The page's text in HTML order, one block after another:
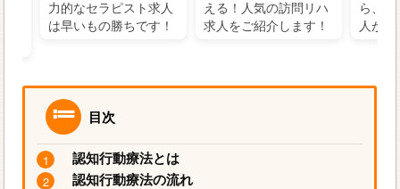
力的なセラピスト求人
は早いもの勝ちです！
える！人気の訪問リハ
求人をご紹介します！
ら、
人が
目次
認知行動療法とは
認知行動療法の流れ